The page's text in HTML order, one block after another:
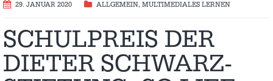
29. JANUAR 2020 ALLGEMEIN, MULTIMEDIALES LERNEN
SCHULPREIS DER
DIETER SCHWARZ-